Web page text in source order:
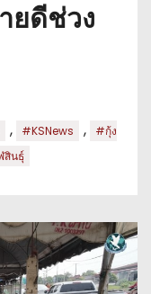
ยดีช่วง
, #KSNews ,
#กุ้ง
สินธุ์